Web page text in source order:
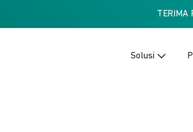
TERIMA
Solusi